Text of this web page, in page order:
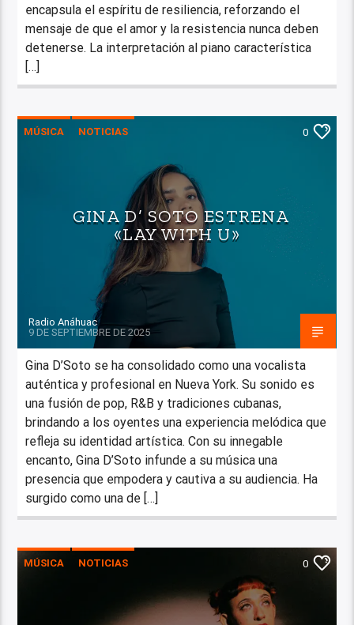
encapsula el espíritu de resiliencia, reforzando el
mensaje de que el amor y la resistencia nunca deben
detenerse. La interpretación al piano característica
[…]
MÚSICA NOTICIAS 0
GINA D’ SOTO ESTRENA
«LAY WITH U»
Radio Anáhuac
9 DE SEPTIEMBRE DE 2025
Gina D’Soto se ha consolidado como una vocalista
auténtica y profesional en Nueva York. Su sonido es
una fusión de pop, R&B y tradiciones cubanas,
brindando a los oyentes una experiencia melódica que
refleja su identidad artística. Con su innegable
encanto, Gina D’Soto infunde a su música una
presencia que empodera y cautiva a su audiencia. Ha
surgido como una de […]
MÚSICA NOTICIAS 0